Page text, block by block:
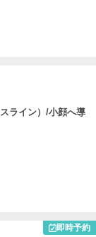
ライン）/小顔へ導
即時予約